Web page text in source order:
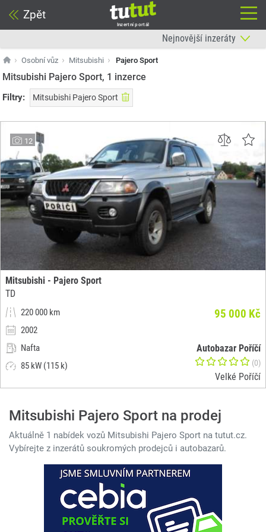
Zpět
Inzertní portál
Osobní vůz Mitsubishi Pajero Sport
Mitsubishi Pajero Sport, 1 inzerce
Filtry: Mitsubishi Pajero Sport
12
Mitsubishi - Pajero Sport
TD
220 000 km
2002
Nafta
85 kW (115 k)
95 000 Kč
Autobazar Poříčí
(0)
Velké Poříčí
Mitsubishi Pajero Sport na prodej
Aktuálně 1 nabídek vozů Mitsubishi Pajero Sport na tutut.cz.
Vybírejte z inzerátů soukromých prodejců i autobazarů.